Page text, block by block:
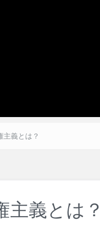
主義とは？
主義とは